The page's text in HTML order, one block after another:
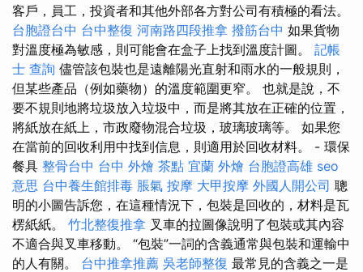
客戶，員工，投資者和其他外部各方對公司有積極的看法。
台胞證台中 台中整復 河南路四段推拿 撥筋台中 如果貨物
對溫度極為敏感，則可能會在盒子上找到溫度計圖。 記帳
士 查詢 儘管該包裝也是遠離陽光直射和雨水的一般規則，
但某些產品（例如藥物）的溫度範圍更窄。 也就是說，不
要不規則地將垃圾放入垃圾中，而是將其放在正確的位置，
將紙放在紙上，市政廢物混合垃圾，玻璃玻璃等。 如果您
在當前的回收利用中找到信息，則適用於回收材料。 - 環保
餐具 整骨台中 台中 外燴 茶點 宜蘭 外燴 台胞證高雄 seo
意思 台中養生館排毒 脹氣 按摩 大甲按摩 外國人開公司 聰
明的小圖告訴您，在這種情況下，包裝是回收的，材料是瓦
楞紙紙。 竹北整復推拿 叉車的拉圖像說明了包裝或其內容
不適合與叉車移動。 “包裝”一詞的含義通常與包裝和運輸中
的人有關。 台中推拿推薦 吳老師整復 最常見的含義之一是